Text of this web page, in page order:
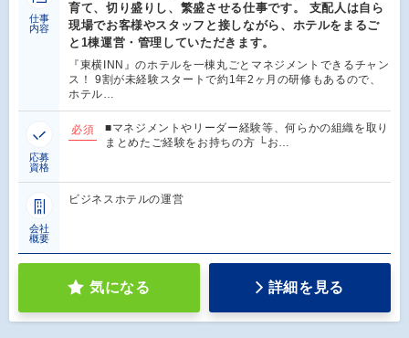
仕事
内容
育て、切り盛りし、繁盛させる仕事です。 支配人は自ら
現場でお客様やスタッフと接しながら、ホテルをまるご
と1棟運営・管理していただきます。
『東横INN』のホテルを一棟丸ごとマネジメントできるチャン
ス！ 9割が未経験スタートで約1年2ヶ月の研修もあるので、
ホテル…
応募
資格
必須
■マネジメントやリーダー経験等、何らかの組織を取り
まとめたご経験をお持ちの方 └お…
会社
概要
ビジネスホテルの運営
気になる 詳細を見る